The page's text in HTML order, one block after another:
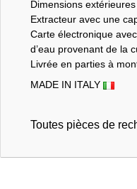
Dimensions
Extracteur avec une
Carte électronique
d’eau provenant de la
Livrée en parties à
MADE IN ITALY
Toutes pièces de